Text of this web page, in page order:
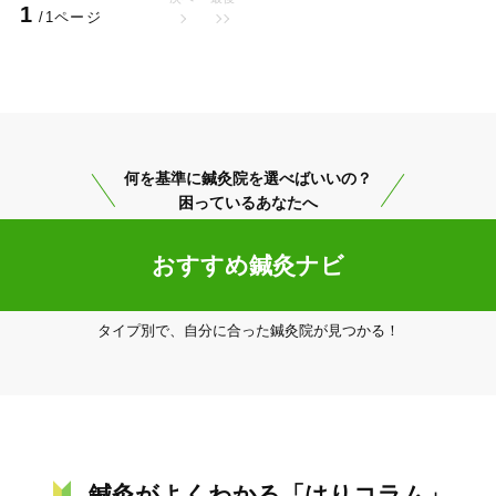
20時以降OK 当日予約
事でお悩みの方はお気軽にお問合せください。
1 /1ページ
何を基準に鍼灸院を選べばいいの？
困っているあなたへ
おすすめ鍼灸ナビ
タイプ別で、自分に合った鍼灸院が見つかる！